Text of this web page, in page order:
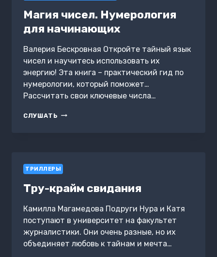
Магия чисел. Нумерология
для начинающих
Валерия Бескровная Откройте тайный язык
чисел и научитесь использовать их
энергию! Эта книга – практический гид по
нумерологии, который поможет…
Рассчитать свои ключевые числа…
СЛУШАТЬ МАГИЯ
ТРИЛЛЕРЫ
Тру-крайм свидания
Камилла Магамедова Подруги Нура и Катя
поступают в университет на факультет
журналистики. Они очень разные, но их
объединяет любовь к тайнам и мечта…